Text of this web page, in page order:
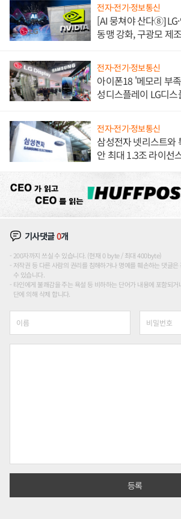
전자·전기·정보통신
[AI 뭉쳐야 산다⑧]
동맹 강화, 구광모 제
전자·전기·정보통신
아이폰18 '메모리 부
성디스플레이 LG디
전자·전기·정보통신
삼성전자 넷리스트와
안 최대 1.3조 라이선
기사댓글0개
200자까지 쓰실 수 있습니다. (현재 0 byte / 최대 400byte)
저작권 등 다른 사람의 권리를 침해하거나 명예를 훼손하는 댓글
수 있습니다.
타인에게 불쾌감을 주는 욕설 등 비하하는 단어가 내용에 포함되
단에 의해 삭제 합니다.